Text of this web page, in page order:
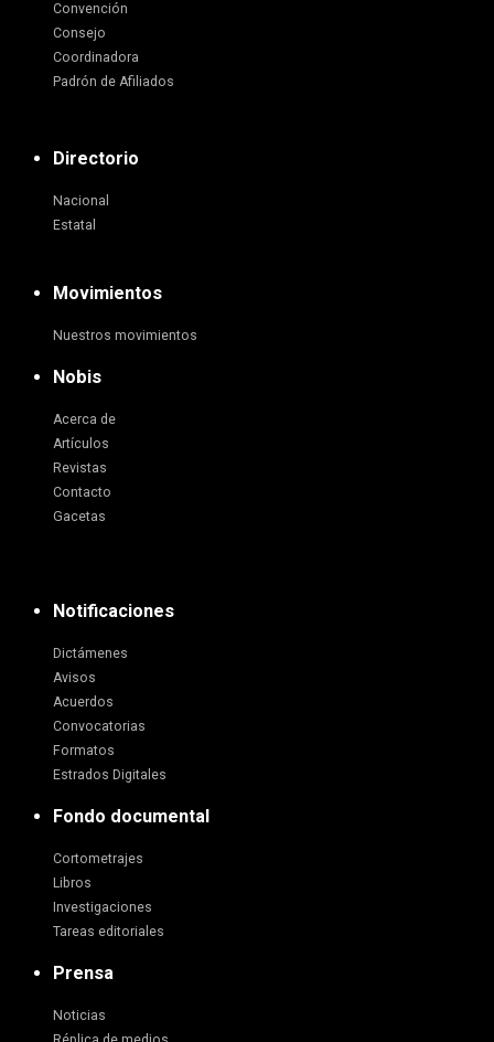
Convención
Consejo
Coordinadora
Padrón de Afiliados
Directorio
Nacional
Estatal
Movimientos
Nuestros movimientos
Nobis
Acerca de
Artículos
Revistas
Contacto
Gacetas
Notificaciones
Dictámenes
Avisos
Acuerdos
Convocatorias
Formatos
Estrados Digitales
Fondo documental
Cortometrajes
Libros
Investigaciones
Tareas editoriales
Prensa
Noticias